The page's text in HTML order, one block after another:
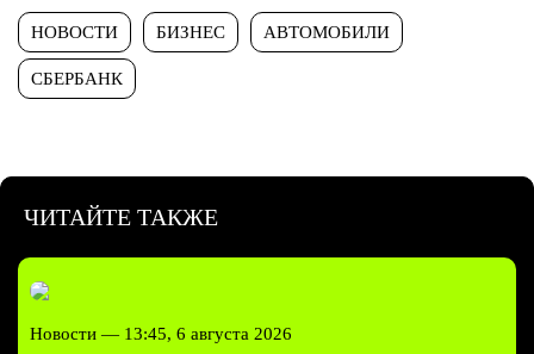
НОВОСТИ БИЗНЕС АВТОМОБИЛИ
СБЕРБАНК
ЧИТАЙТЕ ТАКЖЕ
Новости — 13:45, 6 августа 2026